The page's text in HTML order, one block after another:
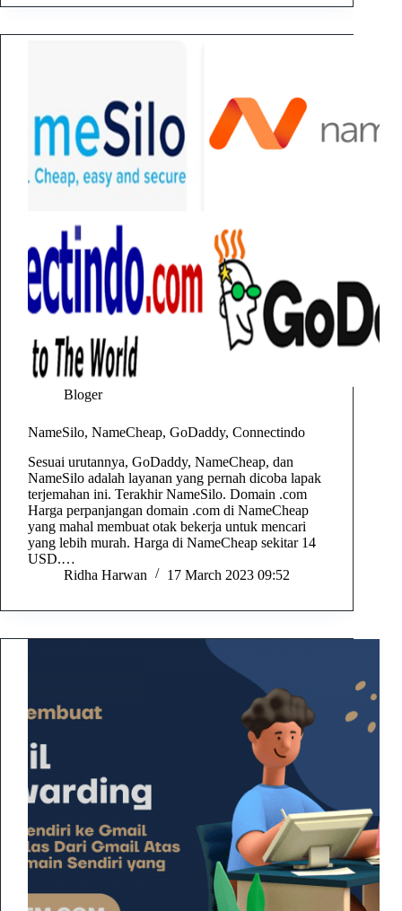
Bloger
NameSilo, NameCheap, GoDaddy, Connectindo
Sesuai urutannya, GoDaddy, NameCheap, dan
NameSilo adalah layanan yang pernah dicoba lapak
terjemahan ini. Terakhir NameSilo. Domain .com
Harga perpanjangan domain .com di NameCheap
yang mahal membuat otak bekerja untuk mencari
yang lebih murah. Harga di NameCheap sekitar 14
USD.…
Ridha Harwan
17 March 2023 09:52